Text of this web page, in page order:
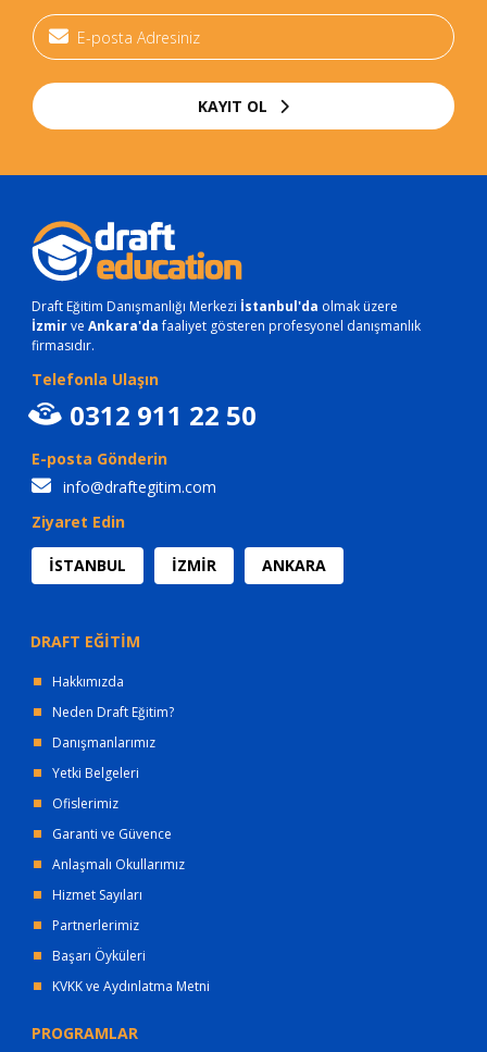
KAYIT OL
Draft Eğitim Danışmanlığı Merkezi İstanbul'da olmak üzere
İzmirve Ankara'dafaaliyet gösteren profesyonel danışmanlık
firmasıdır.
Telefonla Ulaşın
0312 911 22 50
E-posta Gönderin
info@draftegitim.com
Ziyaret Edin
İSTANBUL İZMİR ANKARA
DRAFT EĞİTİM
Hakkımızda
Neden Draft Eğitim?
Danışmanlarımız
Yetki Belgeleri
Ofislerimiz
Garanti ve Güvence
Anlaşmalı Okullarımız
Hizmet Sayıları
Partnerlerimiz
Başarı Öyküleri
KVKK ve Aydınlatma Metni
PROGRAMLAR